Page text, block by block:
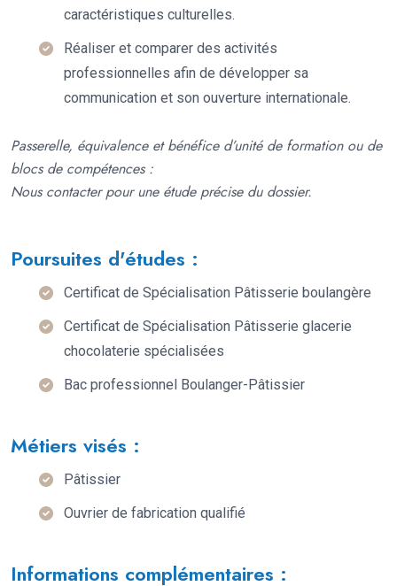
caractéristiques culturelles.
Réaliser et comparer des activités
professionnelles afin de développer sa
communication et son ouverture internationale.
Passerelle, équivalence et bénéfice d’unité de formation ou de
blocs de compétences :
Nous contacter pour une étude précise du dossier.
Poursuites d'études :
Certificat de Spécialisation Pâtisserie boulangère
Certificat de Spécialisation Pâtisserie glacerie
chocolaterie spécialisées
Bac professionnel Boulanger-Pâtissier
Métiers visés :
Pâtissier
Ouvrier de fabrication qualifié
Informations complémentaires :